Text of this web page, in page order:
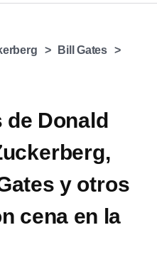
Bill Gates
de Donald
y otros
cena en la